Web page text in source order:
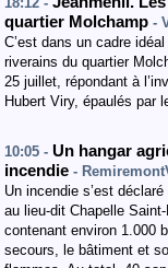
quartier Molchamp -
C’est dans un cadre
riverains du quartier
25 juillet, répondant à
Hubert Viry, épaulés par
10:05 - Un hangar
incendie -
Un incendie s’est
au lieu-dit Chapelle
contenant environ 1.000
secours, le bâtiment et